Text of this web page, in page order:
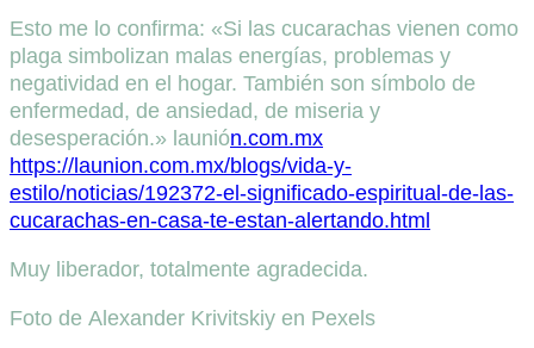
Esto me lo confirma: «Si las cucarachas vienen como
plaga simbolizan malas energías, problemas y
negatividad en el hogar. También son símbolo de
enfermedad, de ansiedad, de miseria y
desesperación.» launión.com.mx
https://launion.com.mx/blogs/vida-y-
estilo/noticias/192372-el-significado-espiritual-de-las-
cucarachas-en-casa-te-estan-alertando.html
Muy liberador, totalmente agradecida.
Foto de Alexander Krivitskiy en Pexels